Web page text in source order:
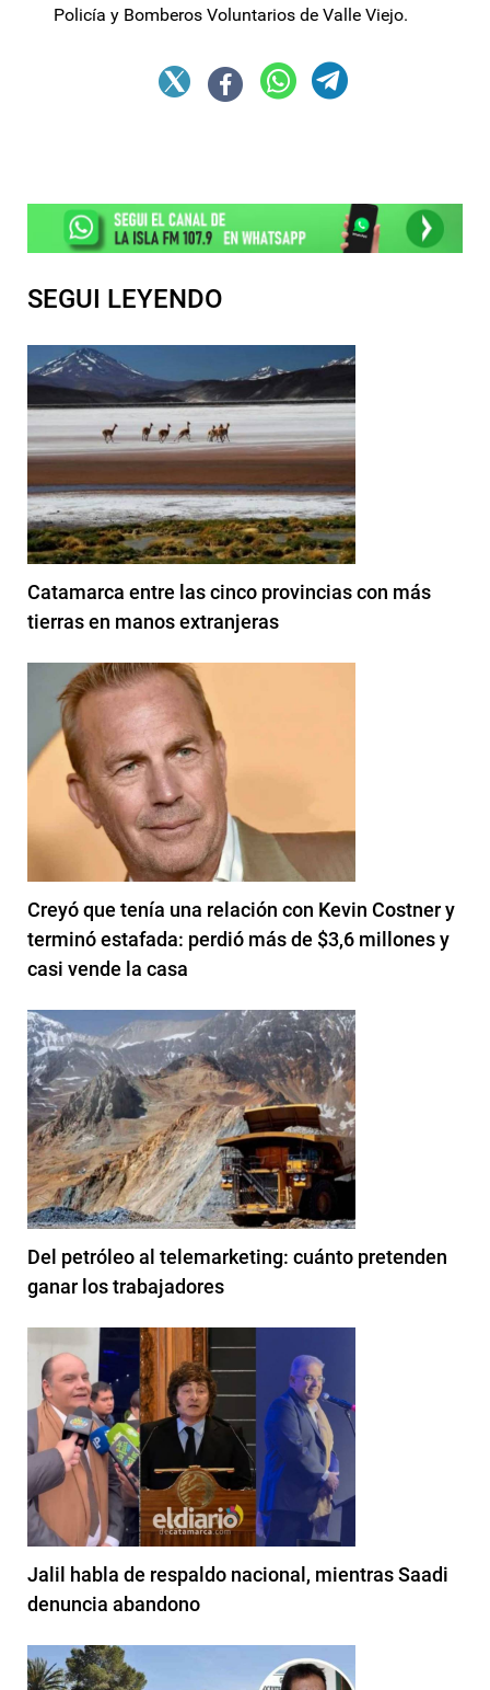
Policía y Bomberos Voluntarios de Valle Viejo.
SEGUI LEYENDO
Catamarca entre las cinco provincias con más
tierras en manos extranjeras
Creyó que tenía una relación con Kevin Costner y
terminó estafada: perdió más de $3,6 millones y
casi vende la casa
Del petróleo al telemarketing: cuánto pretenden
ganar los trabajadores
Jalil habla de respaldo nacional, mientras Saadi
denuncia abandono